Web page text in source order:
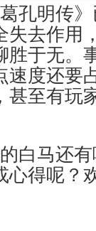
孔明传
失去作用
胜于无。
速度还要
甚至有玩
白马还
心得呢？